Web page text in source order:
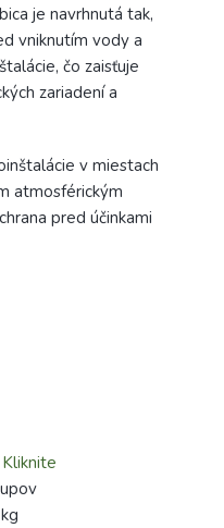
je navrhnutá tak,
vniknutím vody a
čo zaisťuje
zariadení a
v miestach
atmosférickým
pred účinkami